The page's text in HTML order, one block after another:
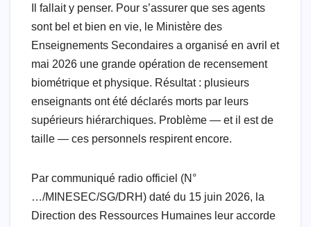
o
o
k
A
p
p
e
r
M
a
i
l
d
I
n
r
a
m
Il fallait y penser. Pour s’assurer que ses agents
sont bel et bien en vie, le Ministère des
Enseignements Secondaires a organisé en avril et
mai 2026 une grande opération de recensement
biométrique et physique. Résultat : plusieurs
enseignants ont été déclarés morts par leurs
supérieurs hiérarchiques. Problème — et il est de
taille — ces personnels respirent encore.
Par communiqué radio officiel (N°
…/MINESEC/SG/DRH) daté du 15 juin 2026, la
Direction des Ressources Humaines leur accorde